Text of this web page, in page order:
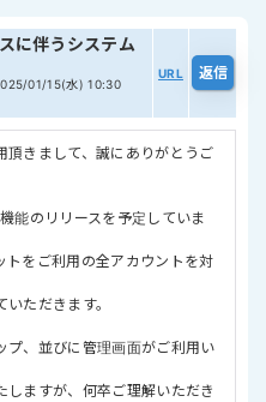
に伴うシステム
01/15(水) 10:30
URL
きまして、誠にありがとうご
能のリリースを予定していま
トをご利用の全アカウントを対
ただきます。
プ、並びに管理画面がご利用い
ますが、何卒ご理解いただき